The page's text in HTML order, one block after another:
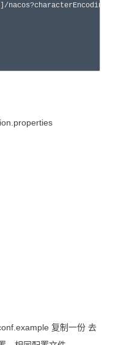
复制一份 去